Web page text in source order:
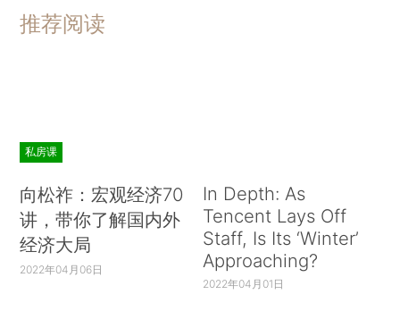
推荐阅读
私房课
向松祚：宏观经济70
讲，带你了解国内外
经济大局
2022年04月06日
In Depth: As
Tencent Lays Off
Staff, Is Its ‘Winter’
Approaching?
2022年04月01日